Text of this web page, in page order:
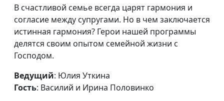
и сила
Родительский дом,
начало начал
Юлия Уткина, Елизавета
Филипповна Воронкова
#46
Предназначение
Национального
Академического
В счастливой семье всегда царят гармония и
согласие между супругами. Но в чем заключается
истинная гармония? Герои нашей программы
делятся своим опытом семейной жизни с
Господом.
Ведущий: Юлия Уткина
Гость: Василий и Ирина Половинко